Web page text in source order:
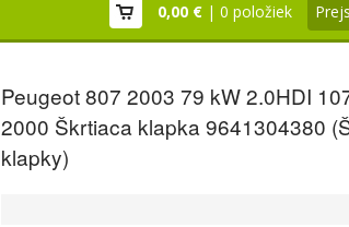
0,00 € | 0 položiek
Peugeot 807 2003 79 kW 2.0HDI
2000 Škrtiaca klapka 9641304380
klapky)